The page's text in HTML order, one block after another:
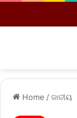
Home /ଜାତୀୟ